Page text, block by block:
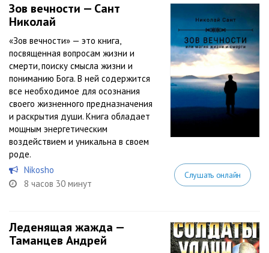
Зов вечности — Сант
Николай
«Зов вечности» — это книга,
посвященная вопросам жизни и
смерти, поиску смысла жизни и
пониманию Бога. В ней содержится
все необходимое для осознания
своего жизненного предназначения
и раскрытия души. Книга обладает
мощным энергетическим
воздействием и уникальна в своем
роде.
Nikosho
8 часов 30 минут
Слушать онлайн
Леденящая жажда —
Таманцев Андрей